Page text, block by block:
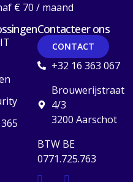
€ 70 / maand
Contacteer ons
CONTACT
+32 16 363 067
Brouwerijstraat
4/3
3200 Aarschot
BTW BE
0771.725.763